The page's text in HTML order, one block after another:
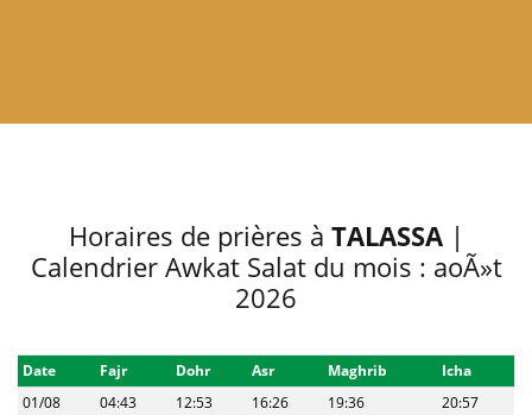
Horaires de prières à TALASSA|
Calendrier Awkat Salat du mois : aoÃ»t
2026
Date Fajr Dohr Asr Maghrib
Icha
01/08
04:43 12:53 16:26 19:36
20:57